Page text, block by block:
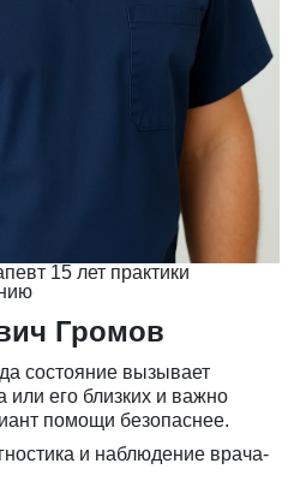
15 лет практики
Громов
состояние вызывает
или его близких и важно
помощи безопаснее.
и наблюдение врача-